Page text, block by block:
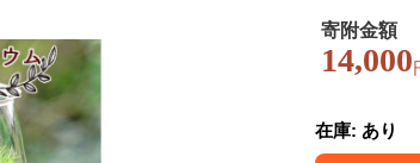
寄附金額
14,000
在庫: あり